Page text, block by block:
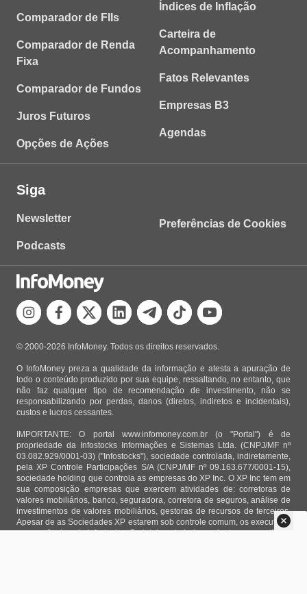
Comparador de FIIs
Comparador de Renda
Fixa
Comparador de Fundos
Juros Futuros
Opções de Ações
Índices de Inflação
Carteira de
Acompanhamento
Fatos Relevantes
Empresas B3
Agendas
Siga
Newsletter
Podcasts
Preferências de Cookies
© 2000-2026 InfoMoney. Todos os direitos reservados.
O InfoMoney preza a qualidade da informação e atesta a apuração de
todo o conteúdo produzido por sua equipe, ressaltando, no entanto, que
não faz qualquer tipo de recomendação de investimento, não se
responsabilizando por perdas, danos (diretos, indiretos e incidentais),
custos e lucros cessantes.
IMPORTANTE: O portal www.infomoney.com.br (o "Portal") é de
propriedade da Infostocks Informações e Sistemas Ltda. (CNPJ/MF nº
03.082.929/0001-03) ("Infostocks"), sociedade controlada, indiretamente,
pela XP Controle Participações S/A (CNPJ/MF nº 09.163.677/0001-15),
sociedade holding que controla as empresas do XP Inc. O XP Inc tem em
sua composição empresas que exercem atividades de: corretoras de
valores mobiliários, banco, seguradora, corretora de seguros, análise de
investimentos de valores mobiliários, gestoras de recursos de terceiros.
Apesar de as Sociedades XP estarem sob controle comum, os executivos
responsáveis pela Infostocks são totalmente independentes e as notícias,